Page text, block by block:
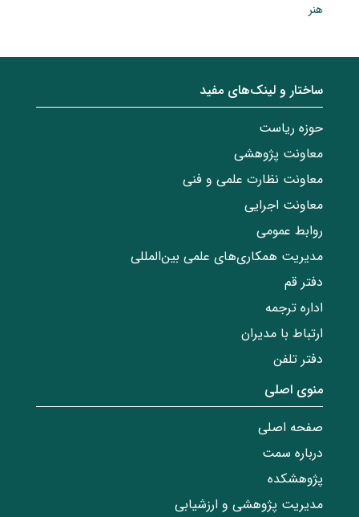
هنر
ساختار‌‌ و‌‌ لینک‌های مفید
حوزه ریاست
معاونت پژوهشی
معاونت نظارت علمی و فنی
معاونت اجرایی
روابط عمومی
مدیریت همکاری‌های علمی بین‌المللی
دفتر قم
اداره ترجمه
ارتباط با مدیران
دفتر تلفن
منوی اصلی
صفحه اصلی
درباره سمت
پژوهشکده
مدیریت پژوهشی و ارزشیابی